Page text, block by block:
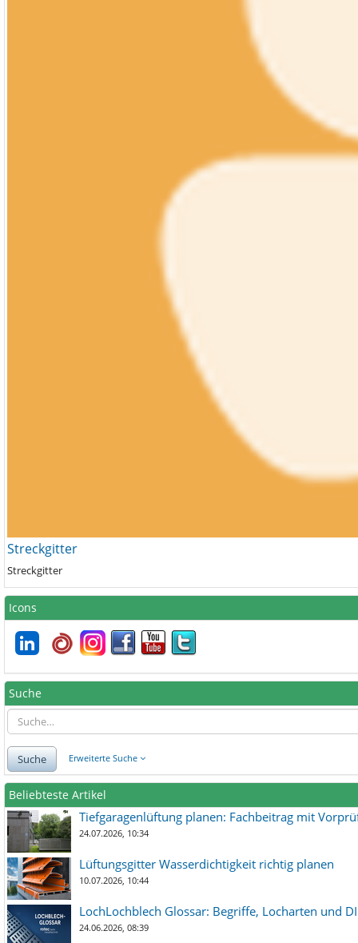
Streckgitter
Streckgitter
Icons
Suche
Suche Erweiterte Suche
Beliebteste Artikel
Tiefgaragenlüftung planen: Fachbeitrag mit
24.07.2026, 10:34
Lüftungsgitter Wasserdichtigkeit richtig planen
10.07.2026, 10:44
LochLochblech Glossar: Begriffe, Locharten und
24.06.2026, 08:39